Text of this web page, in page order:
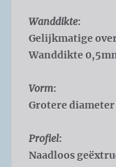
Wanddikte:
Gelijkmatige
Wanddikte
Vorm:
Grotere
Profiel:
Naadloos